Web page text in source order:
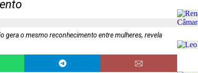
o mesmo reconhecimento entre mulheres, revela